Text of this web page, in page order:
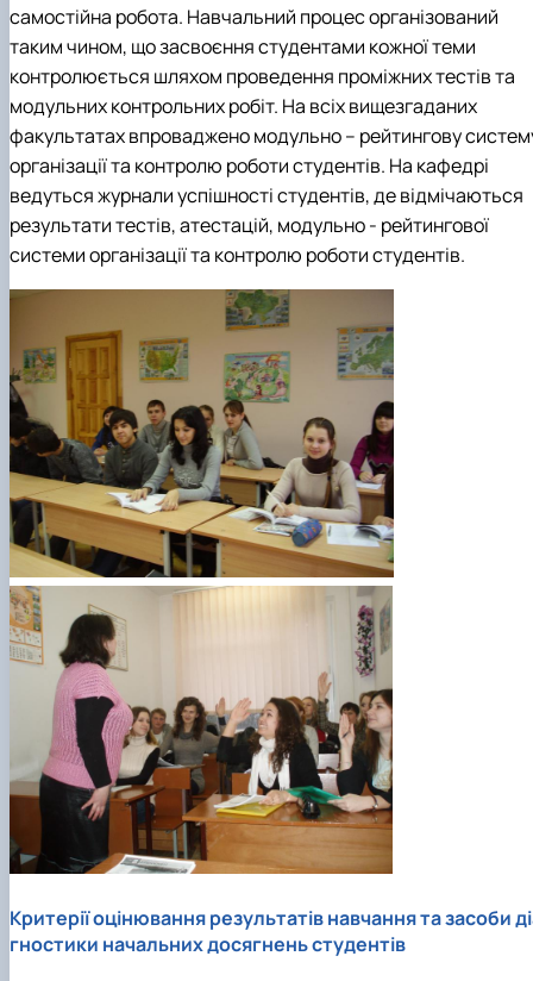
самостійна робота. Навчальний процес організований
таким чином, що засвоєння студентами кожної теми
контролюється шляхом проведення проміжних тестів та
модульних контрольних робіт. На всіх вищезгаданих
факультатах впроваджено модульно – рейтингову
організації та контролю роботи студентів. На кафедрі
ведуться журнали успішності студентів, де відмічаються
результати тестів, атестацій, модульно - рейтингової
системи організації та контролю роботи студентів.
Критерії оцінювання результатів навчання та засоби
гностики начальних досягнень студентів